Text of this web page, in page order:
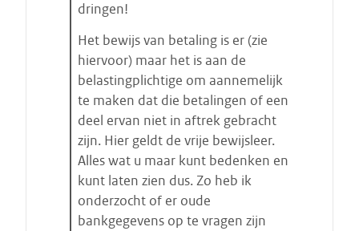
dringen!
Het bewijs van betaling is er (zie
hiervoor) maar het is aan de
belastingplichtige om aannemelijk
te maken dat die betalingen of een
deel ervan niet in aftrek gebracht
zijn. Hier geldt de vrije bewijsleer.
Alles wat u maar kunt bedenken en
kunt laten zien dus. Zo heb ik
onderzocht of er oude
bankgegevens op te vragen zijn